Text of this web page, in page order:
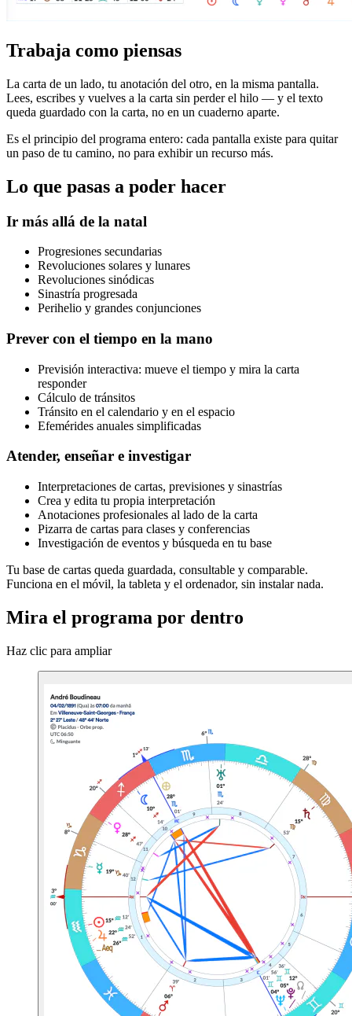
Trabaja como piensas
La carta de un lado, tu anotación del otro, en la misma pantalla.
Lees, escribes y vuelves a la carta sin perder el hilo — y el texto
queda guardado con la carta, no en un cuaderno aparte.
Es el principio del programa entero: cada pantalla existe para quitar
un paso de tu camino, no para exhibir un recurso más.
Lo que pasas a poder hacer
Ir más allá de la natal
Progresiones secundarias
Revoluciones solares y lunares
Revoluciones sinódicas
Sinastría progresada
Perihelio y grandes conjunciones
Prever con el tiempo en la mano
Previsión interactiva: mueve el tiempo y mira la carta
responder
Cálculo de tránsitos
Tránsito en el calendario y en el espacio
Efemérides anuales simplificadas
Atender, enseñar e investigar
Interpretaciones de cartas, previsiones y sinastrías
Crea y edita tu propia interpretación
Anotaciones profesionales al lado de la carta
Pizarra de cartas para clases y conferencias
Investigación de eventos y búsqueda en tu base
Tu base de cartas queda guardada, consultable y comparable.
Funciona en el móvil, la tableta y el ordenador, sin instalar nada.
Mira el programa por dentro
Haz clic para ampliar